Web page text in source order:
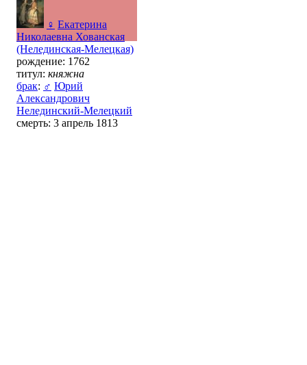
♀ Екатерина
Николаевна Хованская
(Нелединская-Мелецкая)
рождение: 1762
титул: княжна
брак: ♂ Юрий
Александрович
Нелединский-Мелецкий
смерть: 3 апрель 1813